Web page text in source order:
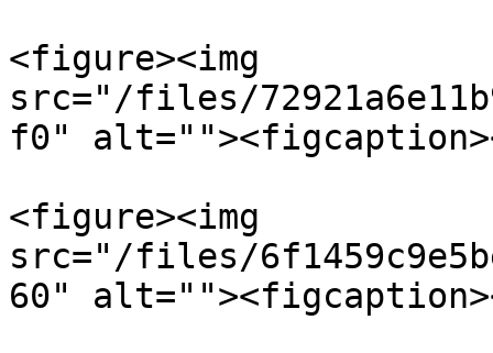
<figure><img
src="/files/
f0"
<figure><img
src="/files/
60"